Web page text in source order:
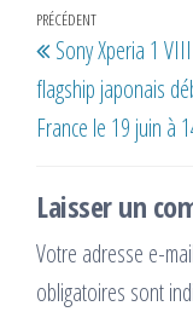
Navigation
de
l’article
Article
précédent
PRÉCÉDENT
Sony Xperia 1
flagship japonais
France le 19 juin à
Laisser un
Votre adresse e-
obligatoires sont